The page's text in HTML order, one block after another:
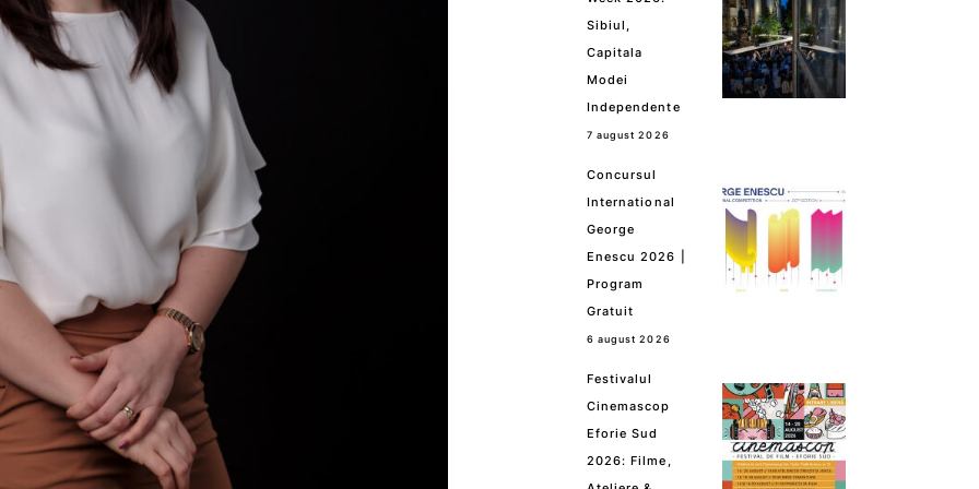
Sibiul,
Capitala
Modei
Independente
7 august 2026
Concursul
International
George
Enescu 2026 |
Program
Gratuit
6 august 2026
Festivalul
Cinemascop
Eforie Sud
2026: Filme,